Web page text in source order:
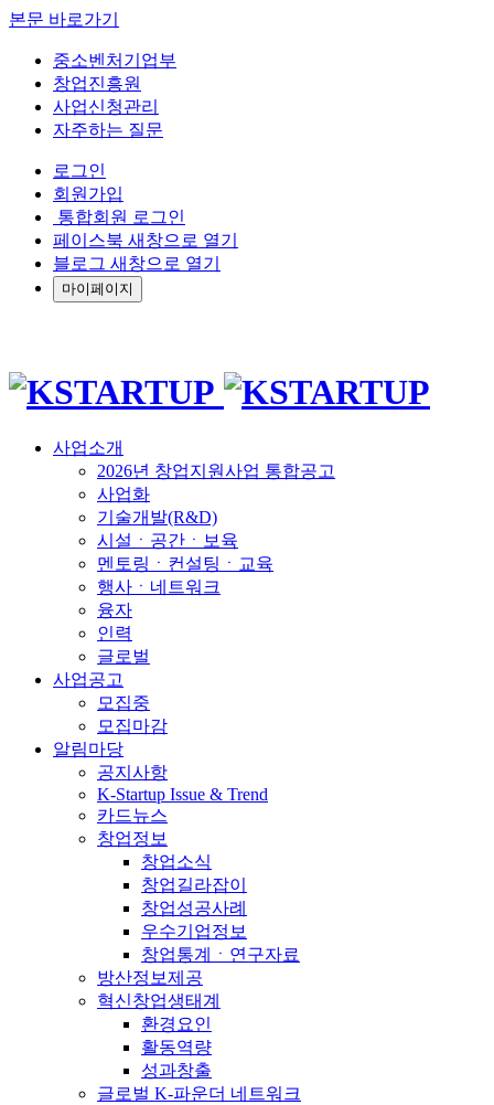
본문 바로가기
중소벤처기업부
창업진흥원
사업신청관리
자주하는 질문
로그인
회원가입
통합회원 로그인
페이스북 새창으로 열기
블로그 새창으로 열기
마이페이지
사업소개
2026년 창업지원사업 통합공고
사업화
기술개발(R&D)
시설ㆍ공간ㆍ보육
멘토링ㆍ컨설팅ㆍ교육
행사ㆍ네트워크
융자
인력
글로벌
사업공고
모집중
모집마감
알림마당
공지사항
K-Startup Issue & Trend
카드뉴스
창업정보
창업소식
창업길라잡이
창업성공사례
우수기업정보
창업통계ㆍ연구자료
방산정보제공
혁신창업생태계
환경요인
활동역량
성과창출
글로벌 K-파운더 네트워크